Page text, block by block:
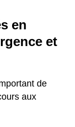
en
et
de
aux